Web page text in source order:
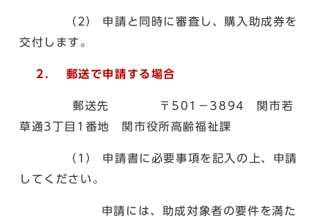
（2） 申請と同時に審査し、購入助成券を
交付します。
2． 郵送で申請する場合
郵送先 〒501－3894 関市若
草通3丁目1番地 関市役所高齢福祉課
（1） 申請書に必要事項を記入の上、申請
してください。
申請には、助成対象者の要件を満た